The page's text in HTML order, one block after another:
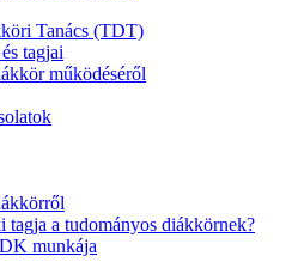
Tanács (TDT)
tagjai
működéséről
tagja a tudományos diákkörnek?
munkája